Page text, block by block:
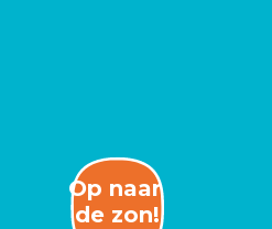
Op naar
de zon!